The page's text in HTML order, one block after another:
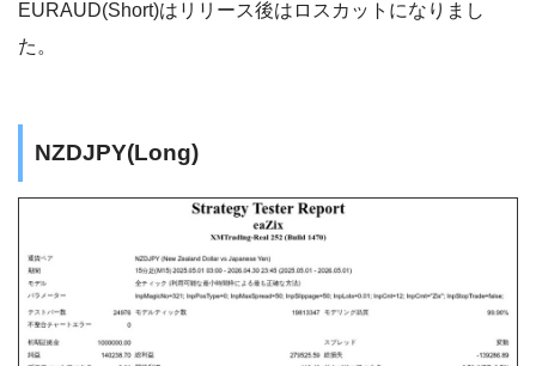
EURAUD(Short)はリリース後はロスカットになりまし
た。
NZDJPY(Long)